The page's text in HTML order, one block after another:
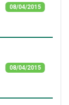
08/04/2015
08/04/2015